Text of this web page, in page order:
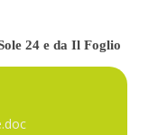
24 e da Il Foglio